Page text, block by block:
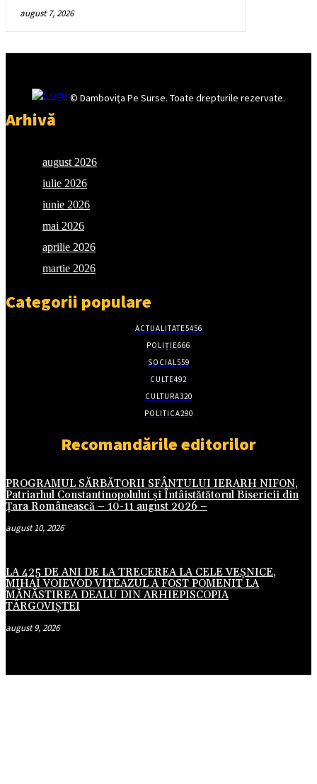
august 7, 2026
© Damboviţa Pe Surse. Toate drepturile rezervate.
Arhivă
august 2026
iulie 2026
iunie 2026
mai 2026
aprilie 2026
martie 2026
Categorii populare
ACTUALITATE5456
POLIȚIE666
SOCIAL559
CULTE492
CULTURA320
POLITICA290
Recomandările editorilor
PROGRAMUL SĂRBĂTORII SFÂNTULUI IERARH NIFON,
Patriarhul Constantinopolului şi Întâistătătorul Bisericii din
Țara Românească – 10-11 august 2026 –
august 10, 2026
LA 425 DE ANI DE LA TRECEREA LA CELE VEȘNICE,
MIHAI VOIEVOD VITEAZUL A FOST POMENIT LA
MĂNĂSTIREA DEALU DIN ARHIEPISCOPIA
TÂRGOVIȘTEI
august 9, 2026